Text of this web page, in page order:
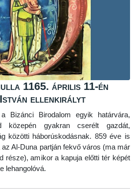
1165. április 11-én
István ellenkirályt
Bizánci Birodalom egyik határvára,
gyakran cserélt gazdát,
közötti háborúskodásnak. 859 éve is
Al-Duna partján fekvő város (ma már
része), amikor a kapuja előtti tér képét
lehangolóvá.